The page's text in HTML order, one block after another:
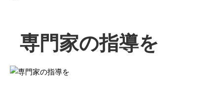
専門家の指導を